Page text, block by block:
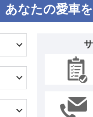
あなたの愛車を